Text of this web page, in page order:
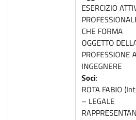
ESERCIZIO
CHE FORMA
OGGETTO
PROFESSIONE A
INGEGNERE
Soci:
ROTA FABIO
– LEGALE